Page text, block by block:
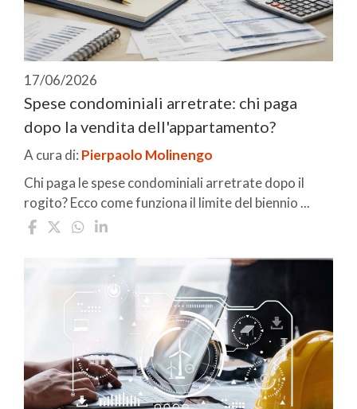
17/06/2026
Spese condominiali arretrate: chi paga
dopo la vendita dell'appartamento?
A cura di: Pierpaolo Molinengo
Chi paga le spese condominiali arretrate dopo il
rogito? Ecco come funziona il limite del biennio ...